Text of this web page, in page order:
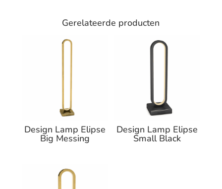
Gerelateerde producten
Design Lamp Elipse
Big Messing
Design Lamp Elipse
Small Black